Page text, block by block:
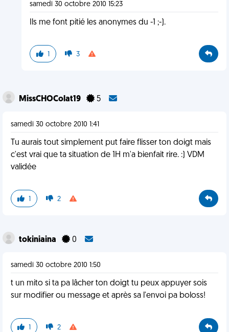
samedi 30 octobre 2010 15:23
Ils me font pitié les anonymes du -1 ;-).
1 3
MissCHOColat19 5
samedi 30 octobre 2010 1:41
Tu aurais tout simplement put faire flisser ton doigt mais
c'est vrai que ta situation de 1H m'a bienfait rire. :) VDM
validée
1 2
tokiniaina 0
samedi 30 octobre 2010 1:50
t un mito si ta pa lâcher ton doigt tu peux appuyer sois
sur modifier ou message et après sa l'envoi pa boloss!
1 2